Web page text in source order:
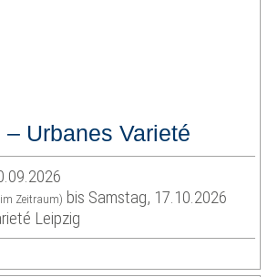
– Urbanes Varieté
Zeitraum) bis Samstag, 17.10.2026
Leipzig